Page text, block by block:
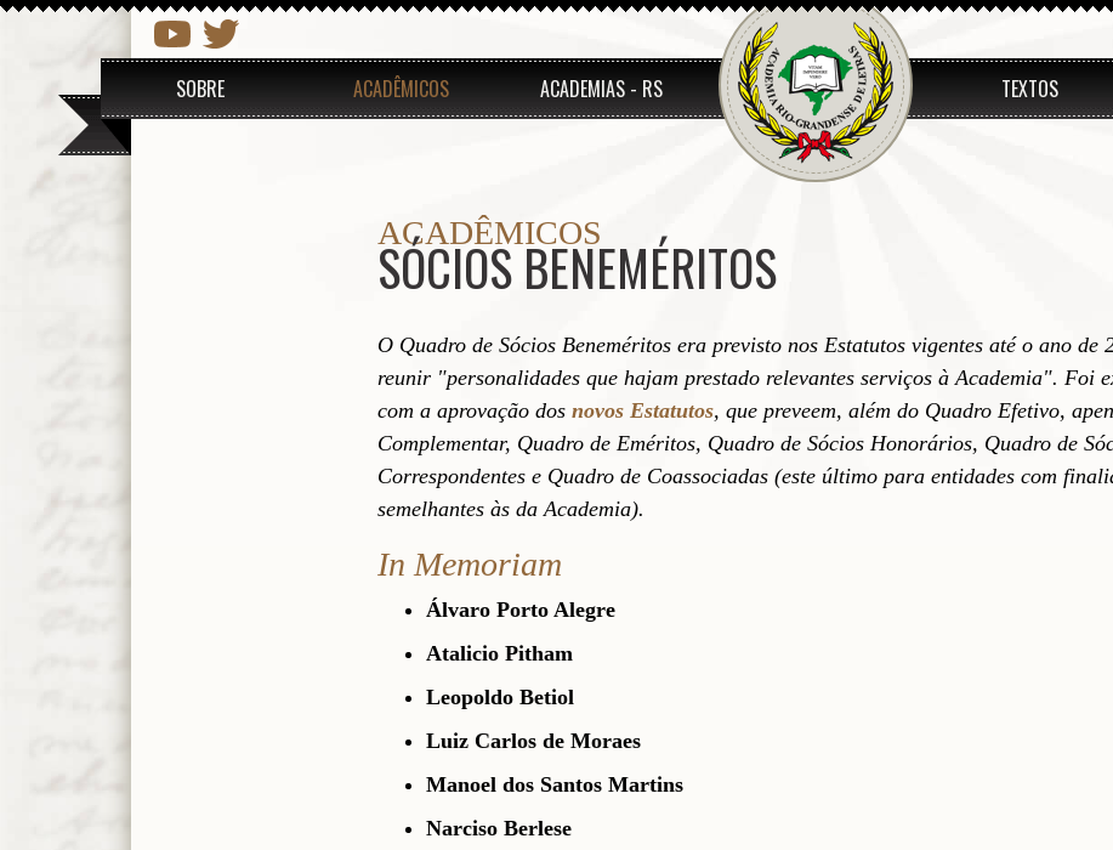
SOBRE ACADÊMICOS ACADEMIAS - RS TEXTOS
ACADÊMICOS
SÓCIOS BENEMÉRITOS
O Quadro de Sócios Beneméritos era previsto nos Estatutos vigentes até o ano de
reunir "personalidades que hajam prestado relevantes serviços à Academia". Foi
com a aprovação dosnovos Estatutos, que preveem, além do Quadro Efetivo,
Complementar, Quadro de Eméritos, Quadro de Sócios Honorários, Quadro de
Correspondentes e Quadro de Coassociadas (este último para entidades com
semelhantes às da Academia).
In Memoriam
Álvaro Porto Alegre
Atalicio Pitham
Leopoldo Betiol
Luiz Carlos de Moraes
Manoel dos Santos Martins
Narciso Berlese